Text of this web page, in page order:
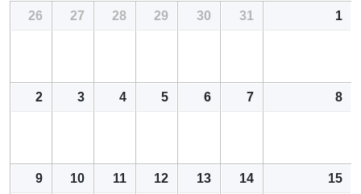
26 27 28 29 30 31 1
2 3 4 5 6 7 8
9 10 11 12 13 14 15